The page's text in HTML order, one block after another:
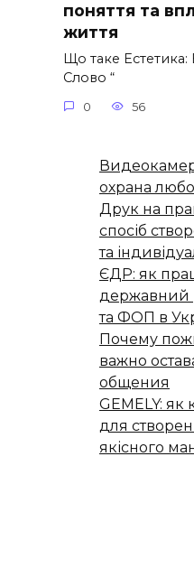
поняття та
життя
Що таке Естетика:
Слово “
0 56
охрана
Друк на
спосіб
та
ЄДР: як
державний
та ФОП в
Почему
важно
общения
GEMELY: як
для
якісного